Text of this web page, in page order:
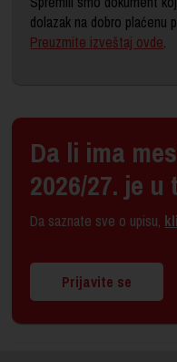
dolazak na dobro plaćenu
Preuzmite izveštaj ovde.
Da li ima
2026/27. je u
Da saznate sve o upisu,
Prijavite se